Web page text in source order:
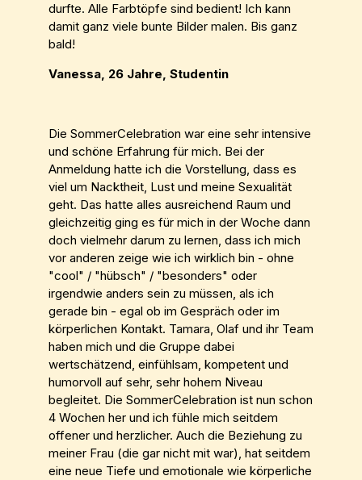
durfte. Alle Farbtöpfe sind bedient! Ich kann
damit ganz viele bunte Bilder malen. Bis ganz
bald!
Vanessa, 26 Jahre, Studentin
Die SommerCelebration war eine sehr intensive
und schöne Erfahrung für mich. Bei der
Anmeldung hatte ich die Vorstellung, dass es
viel um Nacktheit, Lust und meine Sexualität
geht. Das hatte alles ausreichend Raum und
gleichzeitig ging es für mich in der Woche dann
doch vielmehr darum zu lernen, dass ich mich
vor anderen zeige wie ich wirklich bin - ohne
"cool" / "hübsch" / "besonders" oder
irgendwie anders sein zu müssen, als ich
gerade bin - egal ob im Gespräch oder im
körperlichen Kontakt. Tamara, Olaf und ihr Team
haben mich und die Gruppe dabei
wertschätzend, einfühlsam, kompetent und
humorvoll auf sehr, sehr hohem Niveau
begleitet. Die SommerCelebration ist nun schon
4 Wochen her und ich fühle mich seitdem
offener und herzlicher. Auch die Beziehung zu
meiner Frau (die gar nicht mit war), hat seitdem
eine neue Tiefe und emotionale wie körperliche